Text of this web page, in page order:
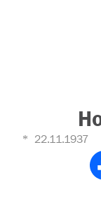
22.11.1937